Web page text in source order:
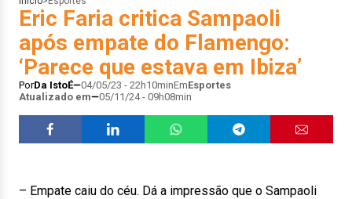
Eric Faria critica Sampaoli
após empate do Flamengo:
‘Parece que estava em Ibiza’
PorDa IstoÉ 04/05/23 - 22h10minEmEsportes
Atualizado em
05/11/24 - 09h08min
– Empate caiu do céu. Dá a impressão que o Sampaoli